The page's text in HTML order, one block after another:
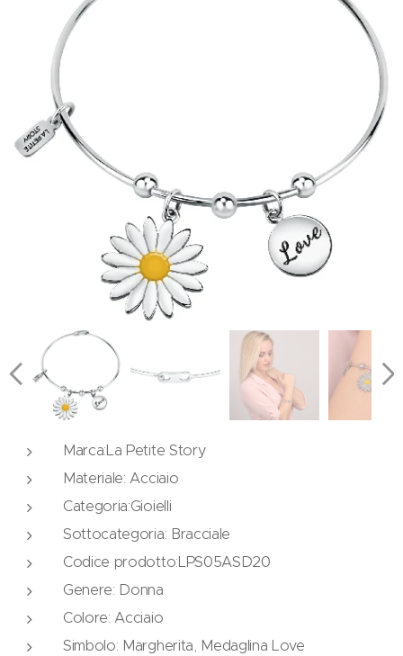
Marca:La Petite Story
Materiale: Acciaio
Categoria:Gioielli
Sottocategoria: Bracciale
Codice prodotto:LPS05ASD20
Genere: Donna
Colore: Acciaio
Simbolo: Margherita, Medaglina Love